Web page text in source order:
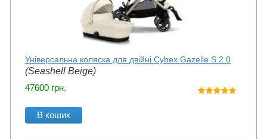
Універсальна коляска для двійні Cybex Gazelle S 2.0
(Seashell Beige)
47600 грн.
В кошик